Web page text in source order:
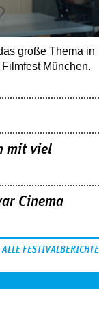
große Thema in
München.
mit viel
Cinema
ALLE FESTIVALBERICHTE